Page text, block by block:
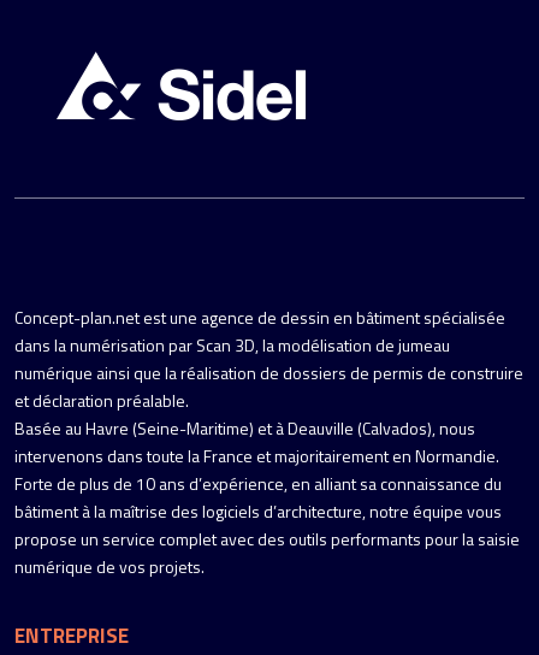
Concept-plan.net est une agence de dessin en bâtiment spécialisée
dans la numérisation par Scan 3D, la modélisation de jumeau
numérique ainsi que la réalisation de dossiers de permis de construire
et déclaration préalable.
Basée au Havre (Seine-Maritime) et à Deauville (Calvados), nous
intervenons dans toute la France et majoritairement en Normandie.
Forte de plus de 10 ans d’expérience, en alliant sa connaissance du
bâtiment à la maîtrise des logiciels d’architecture, notre équipe vous
propose un service complet avec des outils performants pour la saisie
numérique de vos projets.
ENTREPRISE